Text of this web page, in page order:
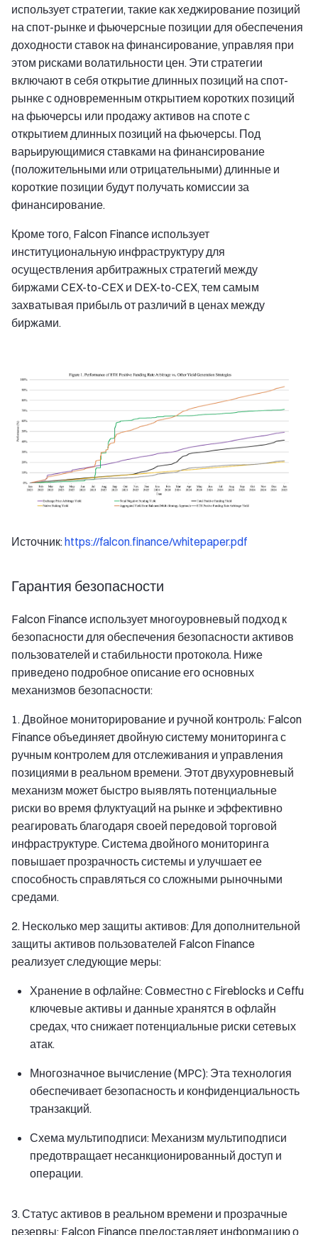
использует стратегии, такие как хеджирование позиций
на спот-рынке и фьючерсные позиции для обеспечения
доходности ставок на финансирование, управляя при
этом рисками волатильности цен. Эти стратегии
включают в себя открытие длинных позиций на спот-
рынке с одновременным открытием коротких позиций
на фьючерсы или продажу активов на споте с
открытием длинных позиций на фьючерсы. Под
варьирующимися ставками на финансирование
(положительными или отрицательными) длинные и
короткие позиции будут получать комиссии за
финансирование.
Кроме того, Falcon Finance использует
институциональную инфраструктуру для
осуществления арбитражных стратегий между
биржами CEX-to-CEX и DEX-to-CEX, тем самым
захватывая прибыль от различий в ценах между
биржами.
Источник:https://falcon.finance/whitepaper.pdf
Гарантия безопасности
Falcon Finance использует многоуровневый подход к
безопасности для обеспечения безопасности активов
пользователей и стабильности протокола. Ниже
приведено подробное описание его основных
механизмов безопасности:
1. Двойное мониторирование и ручной контроль: Falcon
Finance объединяет двойную систему мониторинга с
ручным контролем для отслеживания и управления
позициями в реальном времени. Этот двухуровневый
механизм может быстро выявлять потенциальные
риски во время флуктуаций на рынке и эффективно
реагировать благодаря своей передовой торговой
инфраструктуре. Система двойного мониторинга
повышает прозрачность системы и улучшает ее
способность справляться со сложными рыночными
средами.
2. Несколько мер защиты активов: Для дополнительной
защиты активов пользователей Falcon Finance
реализует следующие меры:
Хранение в офлайне: Совместно с Fireblocks и Ceffu
ключевые активы и данные хранятся в офлайн
средах, что снижает потенциальные риски сетевых
атак.
Многозначное вычисление (MPC): Эта технология
обеспечивает безопасность и конфиденциальность
транзакций.
Схема мультиподписи: Механизм мультиподписи
предотвращает несанкционированный доступ и
операции.
3. Статус активов в реальном времени и прозрачные
резервы: Falcon Finance предоставляет информацию о